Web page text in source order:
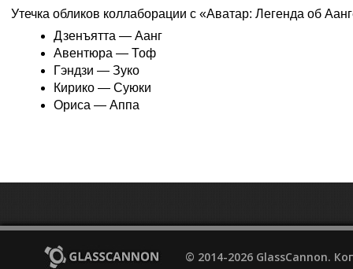
Утечка обликов коллаборации с «Аватар: Легенда об
Дзенъятта — Аанг
Авентюра — Тоф
Гэндзи — Зуко
Кирико — Суюки
Ориса — Аппа
© 2014-2026 GlassCannon.